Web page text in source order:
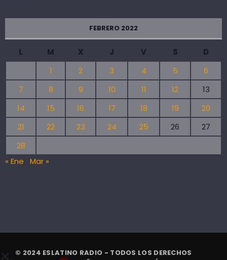
FEBRERO 2022
L M X J V S
D
1
2 3 4 5
6
7
8 9 10 11 12
13
14
15 16 17 18 19
20
21
22 23 24 25 26
27
28
« Ene
Mar »
© 2024 ESLATINO RADIO - TODOS LOS DERECHOS